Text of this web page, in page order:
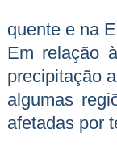
quente e na
Em relação
precipitação
algumas
afetadas por